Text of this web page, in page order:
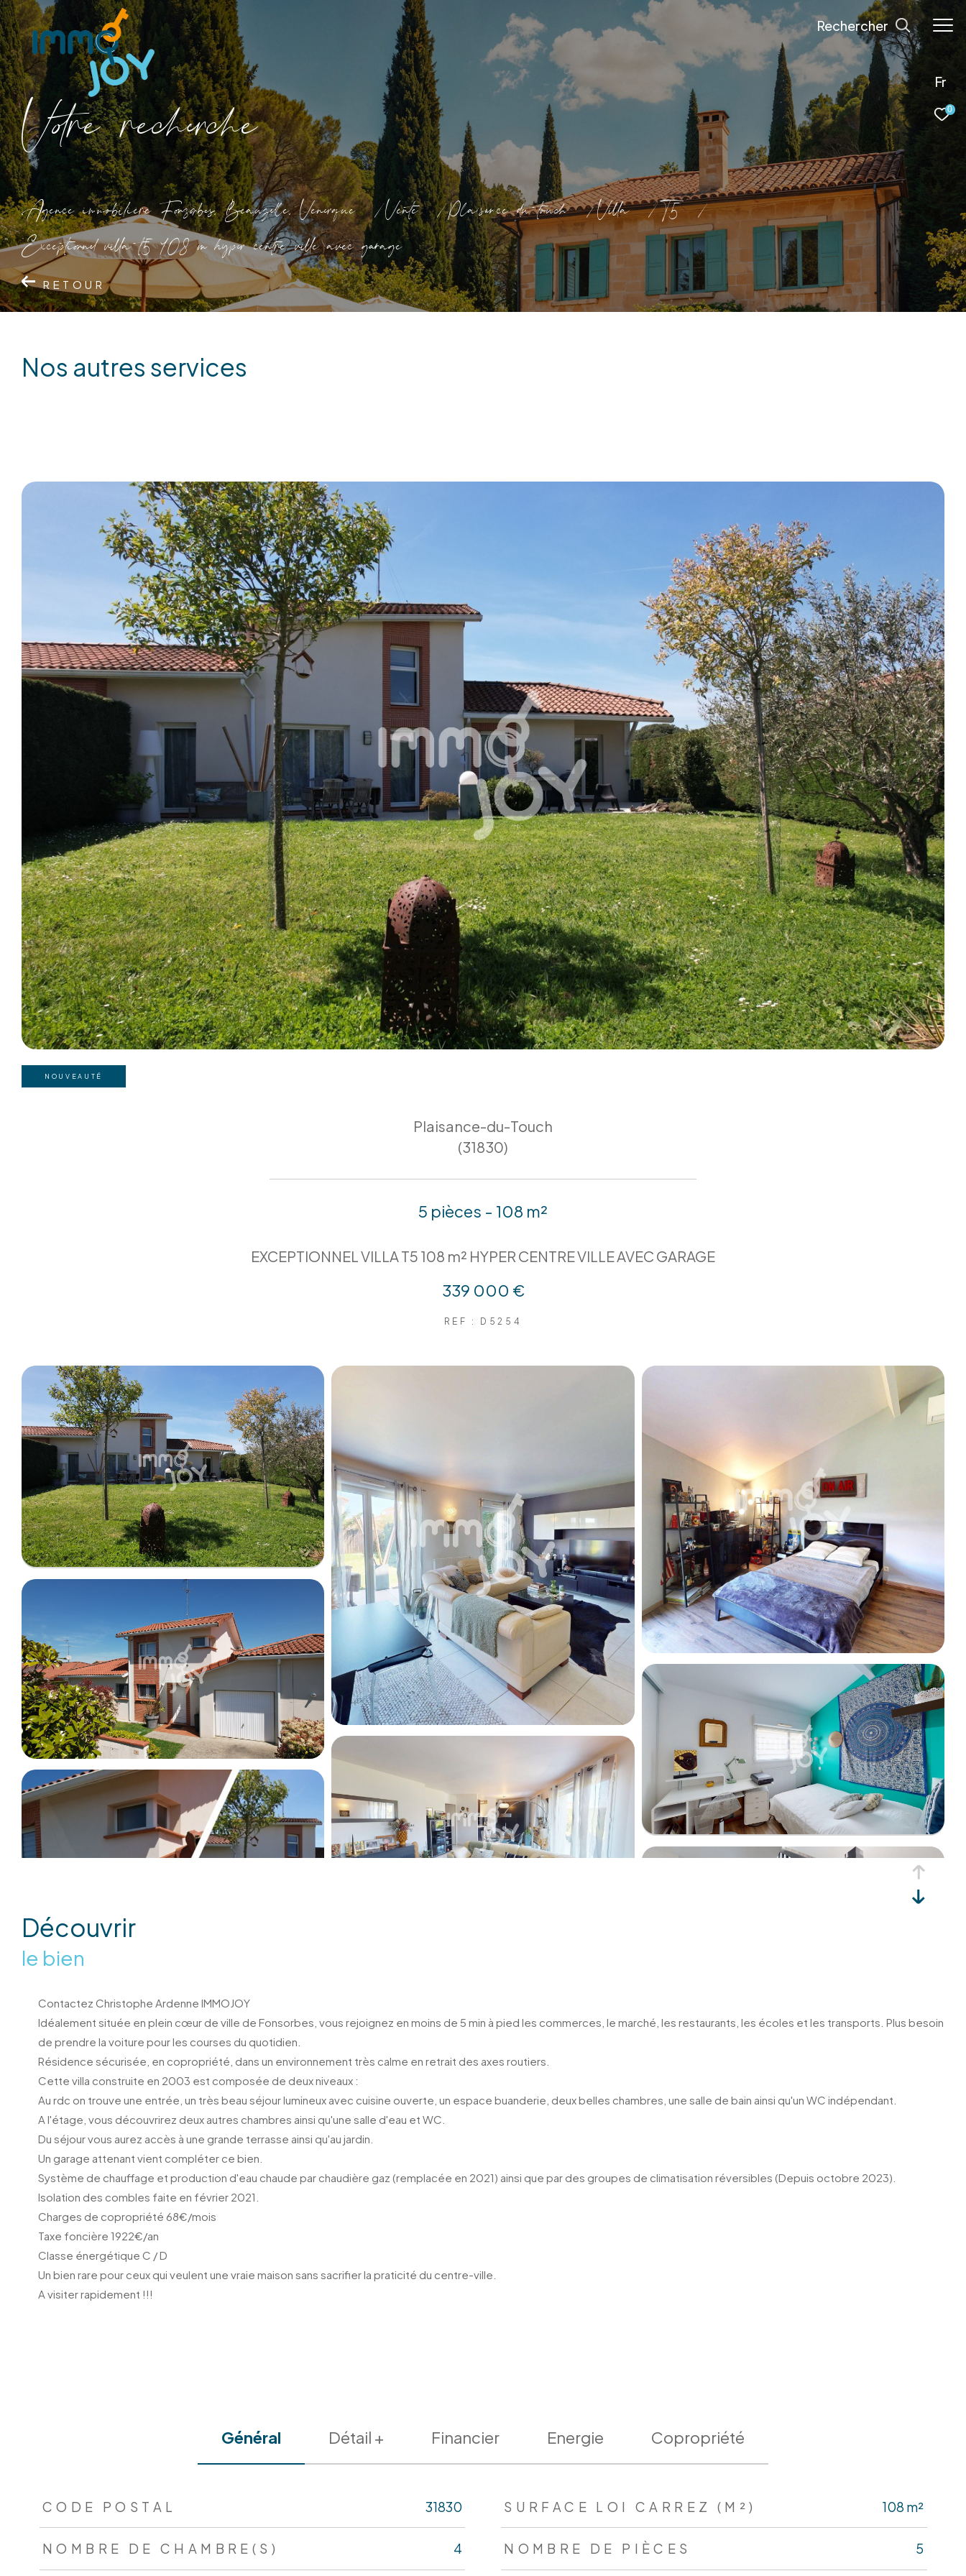
Fr
0
Rechercher
Vore recece
Agence immobilière Fonsorbes, Beauzelle, Venerque Vente Plaisance du touch Villa
T5
Exceptionnel villa t5 108 m hyper centre ville avec garage
RETOUR
nos autres services
NOUVEAUTÉ
Plaisance-du-Touch
(31830)
5 pièces - 108 m²
EXCEPTIONNEL VILLA T5 108 m² HYPER CENTRE VILLE AVEC GARAGE
339 000 €
REF : D5254
découvrir
le bien
Contactez Christophe Ardenne IMMOJOY
Idéalement située en plein cœur de ville de Fonsorbes, vous rejoignez en moins de 5 min à pied les commerces, le marché, les restaurants, les écoles et les transports. Plus besoin
de prendre la voiture pour les courses du quotidien.
Résidence sécurisée, en copropriété, dans un environnement très calme en retrait des axes routiers.
Cette villa construite en 2003 est composée de deux niveaux :
Au rdc on trouve une entrée, un très beau séjour lumineux avec cuisine ouverte, un espace buanderie, deux belles chambres, une salle de bain ainsi qu'un WC indépendant.
A l'étage, vous découvrirez deux autres chambres ainsi qu'une salle d'eau et WC.
Du séjour vous aurez accès à une grande terrasse ainsi qu'au jardin.
Un garage attenant vient compléter ce bien.
Système de chauffage et production d'eau chaude par chaudière gaz (remplacée en 2021) ainsi que par des groupes de climatisation réversibles (Depuis octobre 2023).
Isolation des combles faite en février 2021.
Charges de copropriété 68€/mois
Taxe foncière 1922€/an
Classe énergétique C / D
Un bien rare pour ceux qui veulent une vraie maison sans sacrifier la praticité du centre-ville.
A visiter rapidement !!!
Général Détail + Financier Energie Copropriété
TRAD_ZEPHYR_Caracteristique
CODE POSTAL 31830 SURFACE LOI CARREZ (M²) 108 m²
NOMBRE DE CHAMBRE(S) 4 NOMBRE DE PIÈCES 5